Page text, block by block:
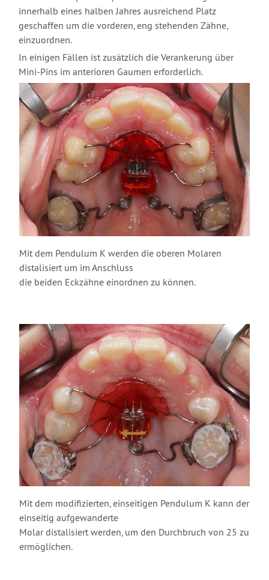
innerhalb eines halben Jahres ausreichend Platz
geschaffen um die vorderen, eng stehenden Zähne,
einzuordnen.
In einigen Fällen ist zusätzlich die Verankerung über
Mini-Pins im anterioren Gaumen erforderlich.
Mit dem Pendulum K werden die oberen Molaren
distalisiert um im Anschluss
die beiden Eckzähne einordnen zu können.
Mit dem modifizierten, einseitigen Pendulum K kann der
einseitig aufgewanderte
Molar distalisiert werden, um den Durchbruch von 25 zu
ermöglichen.